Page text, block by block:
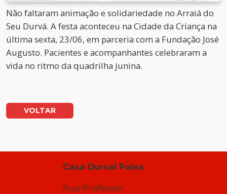
Não faltaram animação e solidariedade no Arraiá do
Seu Durvá. A festa aconteceu na Cidade da Criança na
última sexta, 23/06, em parceria com a Fundação José
Augusto. Pacientes e acompanhantes celebraram a
vida no ritmo da quadrilha junina.
VOLTAR
Casa Durval Paiva
Rua Professor